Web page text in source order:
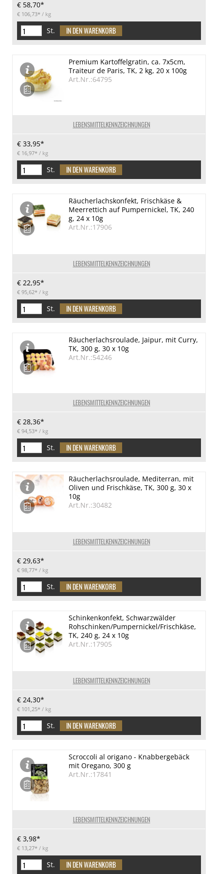
€ 58,70*
€ 106,73* / kg
St.
LEBENSMITTELKENNZEICHNUNGEN
Premium Kartoffelgratin, ca. 7x5cm,
Traiteur de Paris, TK, 2 kg, 20 x 100g
Art.Nr.:64795
€ 33,95*
€ 16,97* / kg
St.
LEBENSMITTELKENNZEICHNUNGEN
Räucherlachskonfekt, Frischkäse &
Meerrettich auf Pumpernickel, TK, 240
g, 24 x 10g
Art.Nr.:17906
€ 22,95*
€ 95,62* / kg
St.
LEBENSMITTELKENNZEICHNUNGEN
Räucherlachsroulade, Jaipur, mit Curry,
TK, 300 g, 30 x 10g
Art.Nr.:54246
€ 28,36*
€ 94,53* / kg
St.
LEBENSMITTELKENNZEICHNUNGEN
Räucherlachsroulade, Mediterran, mit
Oliven und Frischkäse, TK, 300 g, 30 x
10g
Art.Nr.:30482
€ 29,63*
€ 98,77* / kg
St.
LEBENSMITTELKENNZEICHNUNGEN
Schinkenkonfekt, Schwarzwälder
Rohschinken/Pumpernickel/Frischkäse,
TK, 240 g, 24 x 10g
Art.Nr.:17905
€ 24,30*
€ 101,25* / kg
St.
LEBENSMITTELKENNZEICHNUNGEN
Scroccoli al origano - Knabbergebäck
mit Oregano, 300 g
Art.Nr.:17841
€ 3,98*
€ 13,27* / kg
St.